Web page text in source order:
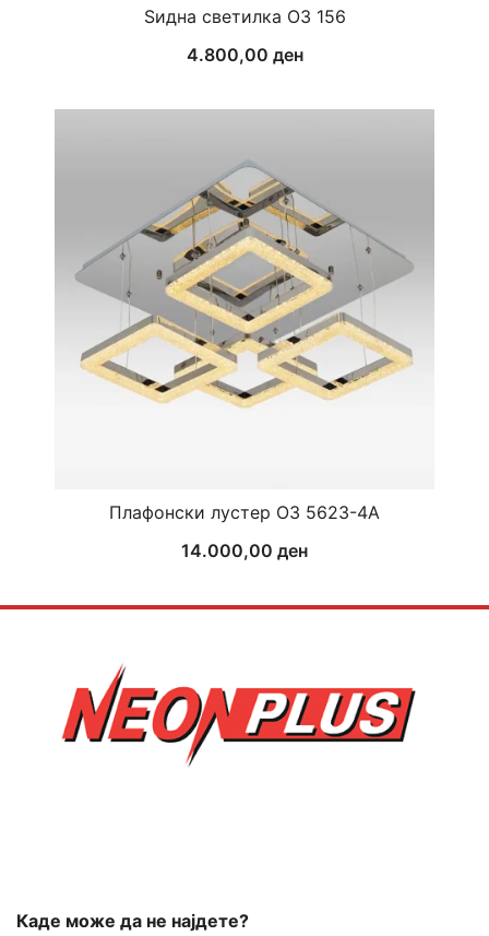
Ѕидна светилка ОЗ 156
4.800,00 ден
Плафонски лустер ОЗ 5623-4А
14.000,00 ден
Каде може да не најдете?